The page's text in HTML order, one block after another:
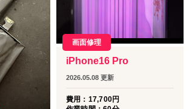
画面修理
iPhone16 Pro
2026.05.08更新
費用： 17,700円